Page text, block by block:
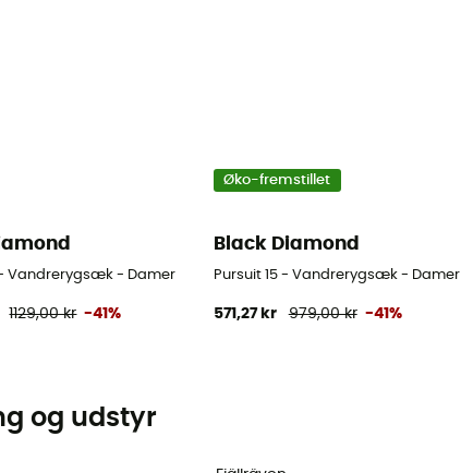
- Vandrerygsæk - Damer
1129,00 kr -41%
Øko-fremstillet
Black Diamond
Pursuit 15 - Vandrerygsæk - Damer
571,27 kr 979,00 kr -41%
og udstyr